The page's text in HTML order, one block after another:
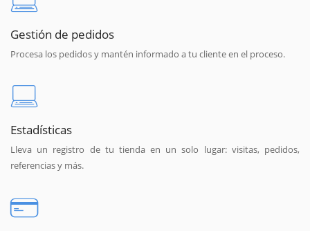
Gestión de pedidos
Procesa los pedidos y mantén informado a tu cliente en el proceso.
Estadísticas
Lleva un registro de tu tienda en un solo lugar: visitas, pedidos,
referencias y más.